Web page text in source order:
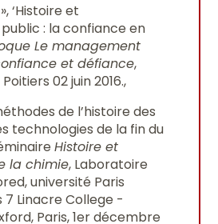
‘Histoire et
: la confiance en
Le management
et défiance,
02 juin 2016.,
de l’histoire des
technologies de la fin du
Histoire et
la chimie, Laboratoire
université Paris
Linacre College -
Paris, 1er décembre